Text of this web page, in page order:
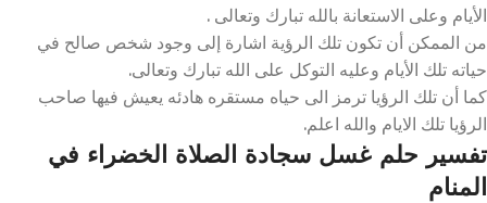
الأيام وعلى الاستعانة بالله تبارك وتعالى .
من الممكن أن تكون تلك الرؤية اشارة إلى وجود شخص صالح في
حياته تلك الأيام وعليه التوكل على الله تبارك وتعالى.
كما أن تلك الرؤيا ترمز الى حياه مستقره هادئه يعيش فيها صاحب
الرؤيا تلك الايام والله اعلم.
تفسير حلم غسل سجادة الصلاة الخضراء في
المنام